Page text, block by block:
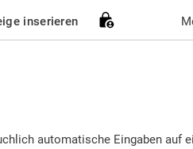
inserieren
automatische Eingaben auf